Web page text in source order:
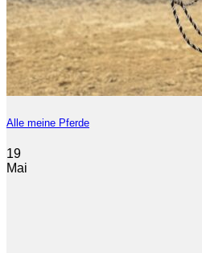
Alle meine Pferde
19
Mai